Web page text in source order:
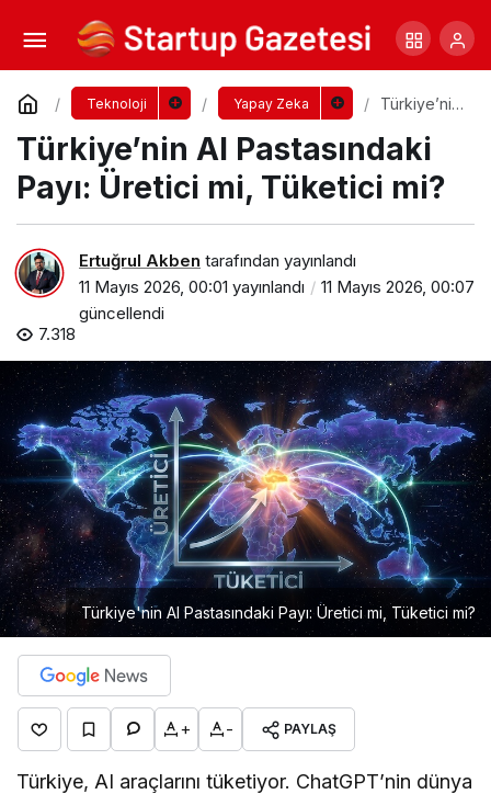
Teknoloji Yapay Zeka
Türkiye’nin
Pastasında
ki Payı:
Üretici mi,
Tüketici
Türkiye’nin AI Pastasındaki
Payı: Üretici mi, Tüketici mi?
Ertuğrul Akben tarafından yayınlandı
11 Mayıs 2026, 00:01 yayınlandı
11 Mayıs 2026, 00:07
güncellendi
7.318
Türkiye'nin AI Pastasındaki Payı: Üretici mi, Tüketici mi?
+ - PAYLAŞ
Türkiye, AI araçlarını tüketiyor. ChatGPT’nin dünya
Agent Ekonomisi: Yazılım Artık Çalışan Gibi
‘Görev’ Alıyor
Yorum Yap Paylaş